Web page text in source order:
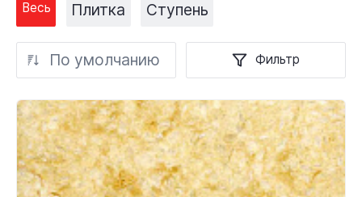
Весь Плитка Ступень
По умолчанию Фильтр